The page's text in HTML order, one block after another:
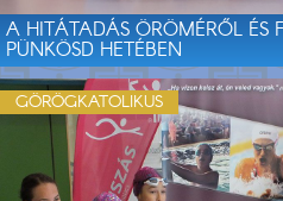
A HITÁTADÁS ÖRÖMÉRŐL ÉS
PÜNKÖSD HETÉBEN
GÖRÖGKATOLIKUS